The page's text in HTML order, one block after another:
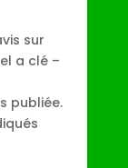
sur
a clé –
publiée.